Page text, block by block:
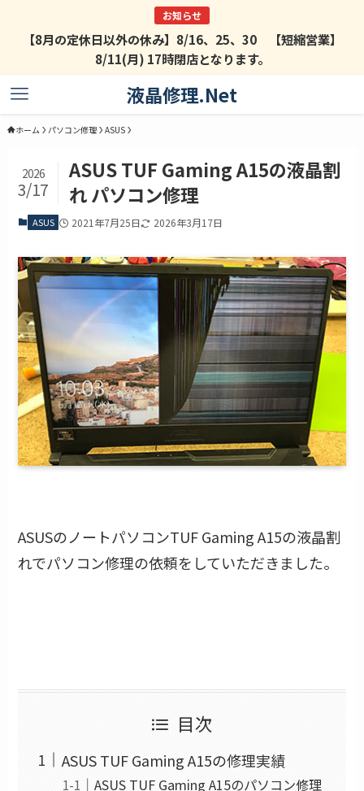
【8月の定休日以外の休み】8/16、25、30 【短縮営業】
8/11(月) 17時閉店となります。
液晶修理.Net
ホーム パソコン修理 ASUS
ASUS TUF Gaming A15の液晶割
れ パソコン修理
2026
3/17
ASUS 2021年7月25日 2026年3月17日
ASUSのノートパソコンTUF Gaming A15の液晶割
れでパソコン修理の依頼をしていただきました。
目次
ASUS TUF Gaming A15の修理実績
ASUS TUF Gaming A15のパソコン修理